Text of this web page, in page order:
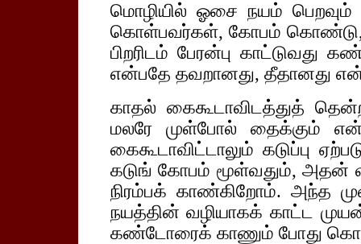
மொழியில் ஓசை நயம் பெறவும்
கொள்பவர்கள், கோபம்
பிறரிடம் பேரன்பு
என்பதே தவறானது, தீதானது
காதல் கைகூடாவிடத்துத்
மலரே முள்போல் தைக்கும்
கைகூடாவிட்டாலும் கடுப்பு
கடுங் கோபம் மூள்வதும், அதன்
நிரம்பக் காண்கிறோம். அந்த
நயத்தின் வழியாகக் காட்ட
கண்டோரைக் காணும் போது